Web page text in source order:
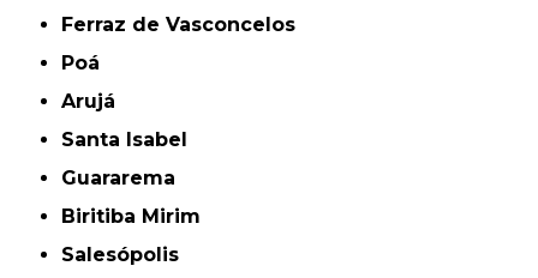
Ferraz de Vasconcelos
Poá
Arujá
Santa Isabel
Guararema
Biritiba Mirim
Salesópolis